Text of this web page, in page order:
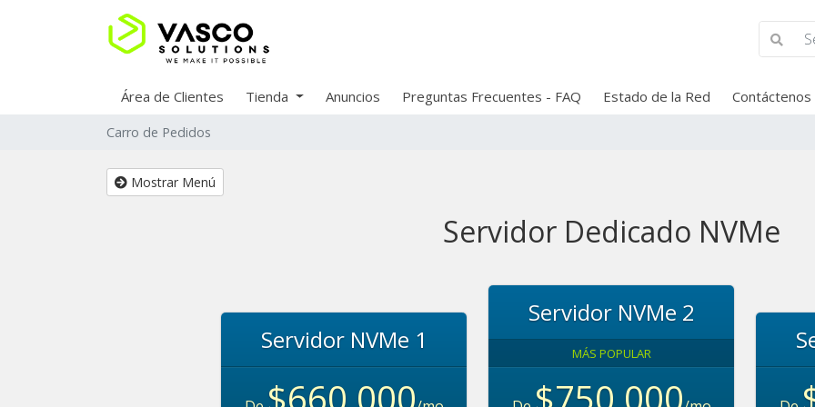
Área de Clientes Tienda Anuncios Preguntas Frecuentes - FAQ Estado de la Red Contáctenos
Carro de Pedidos
Mostrar Menú
Servidor Dedicado NVMe
Servidor NVMe 1
Servidor NVMe 2
MÁS POPULAR